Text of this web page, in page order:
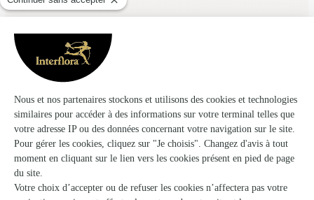
★ ★
Site intuitif
Site intuitif, très clair, choix de fleurs important pour toutes
15/02/2026
★
Livraison en tout point conforme a mes…